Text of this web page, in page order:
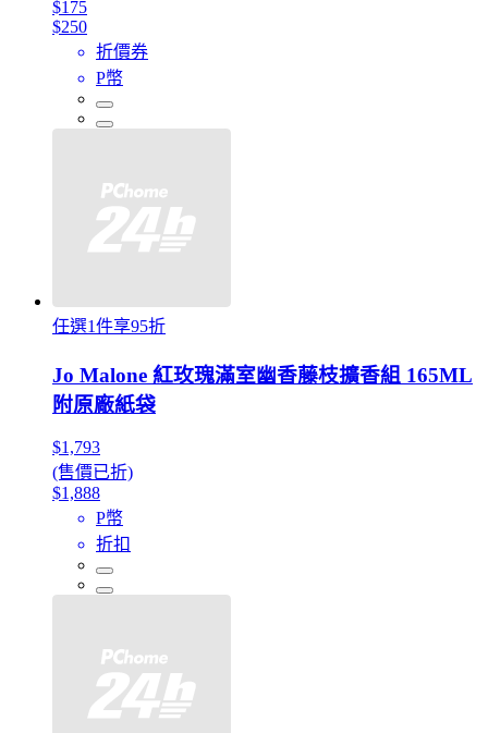
$175
$250
折價券
P幣
任選1件享95折
Jo Malone 紅玫瑰滿室幽香藤枝擴香組 165ML
附原廠紙袋
$1,793
(售價已折)
$1,888
P幣
折扣